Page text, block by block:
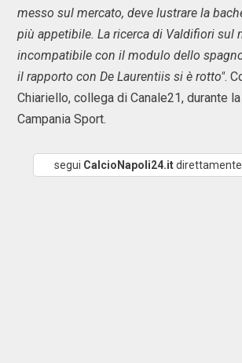
messo sul mercato, deve lustrare la
più appetibile. La ricerca di Valdifiori sul
incompatibile con il modulo dello
il rapporto con De Laurentiis si è rotto".
Chiariello, collega di Canale21, durante
Campania Sport.
segui CalcioNapoli24.it